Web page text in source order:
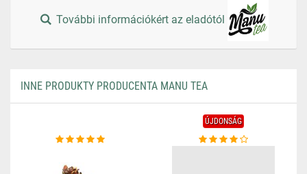
További információkért az eladótól
INNE PRODUKTY PRODUCENTA MANU TEA
ÚJDONSÁG